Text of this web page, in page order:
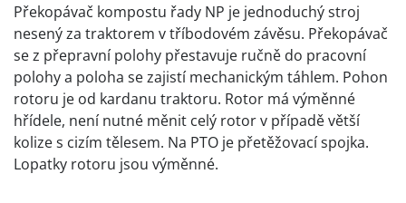
Překopávač kompostu řady NP je jednoduchý stroj
nesený za traktorem v tříbodovém závěsu. Překopávač
se z přepravní polohy přestavuje ručně do pracovní
polohy a poloha se zajistí mechanickým táhlem. Pohon
rotoru je od kardanu traktoru. Rotor má výměnné
hřídele, není nutné měnit celý rotor v případě větší
kolize s cizím tělesem. Na PTO je přetěžovací spojka.
Lopatky rotoru jsou výměnné.